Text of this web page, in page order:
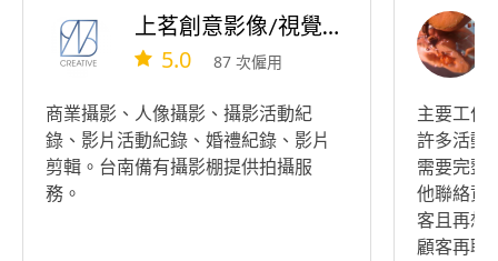
上茗創意影像/視覺製作
5.0 87 次僱用
商業攝影、人像攝影、攝影活動紀
錄、影片活動紀錄、婚禮紀錄、影片
剪輯。台南備有攝影棚提供拍攝服
務。
主要工作
許多活動
需要完整
他聯絡資
客且再想
顧客再聯